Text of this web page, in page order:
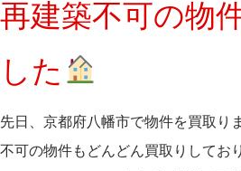
再建築不可の物
した
先日、京都府八幡市で物件を買取り
不可の物件もどんどん買取りしてお